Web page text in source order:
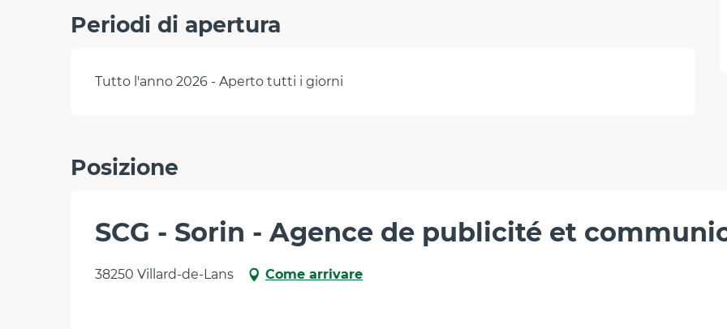
Periodi di apertura
Tutto l'anno 2026 - Aperto tutti i giorni
Posizione
SCG - Sorin - Agence de publicité et
38250 Villard-de-Lans Come arrivare